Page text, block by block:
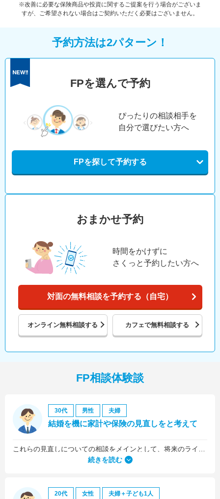
※改善に必要な保険商品や投資に関するご提案を行う場合がございま
すが、ご希望されない場合はご契約いただく必要はございません。
予約方法は2パターン！
FPを選んで予約
ぴったりの相談相手を
自分で選びたい方へ
FPを探して予約する
おまかせ予約
時間をかけずに
さくっと予約したい方へ
対面の無料相談を予約する（自宅）
オンライン無料相談する カフェで無料相談する
FP相談体験談
30代 男性 夫婦
結婚を機に家計や保険の見直しをと考えて
続きを読む
20代 女性 夫婦＋子ども1人